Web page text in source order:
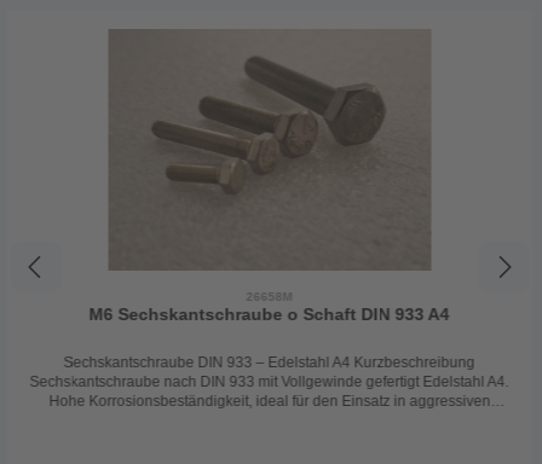
26658M
M6 Sechskantschraube o Schaft DIN 933 A4
Sechskantschraube DIN 933 – Edelstahl A4 Kurzbeschreibung
Sechskantschraube nach DIN 933 mit Vollgewinde gefertigt Edelstahl A4.
Hohe Korrosionsbeständigkeit, ideal für den Einsatz in aggressiven